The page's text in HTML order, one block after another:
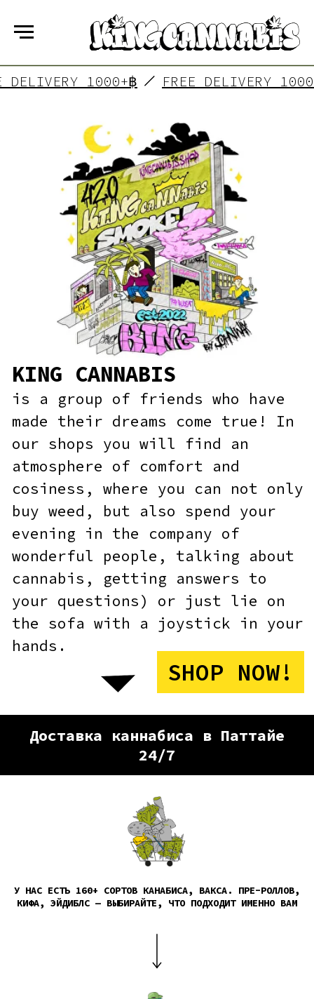
FREE DELIVERY 1000+฿ FREE
KING CANNABIS
is a group of friends who have
made their dreams come true! In
our shops you will find an
atmosphere of comfort and
cosiness, where you can not only
buy weed, but also spend your
evening in the company of
wonderful people, talking about
cannabis, getting answers to
your questions) or just lie on
the sofa with a joystick in your
hands.
Доставка каннабиса в Паттайе
24/7
У НАС ЕСТЬ 160+ СОРТОВ КАНАБИСА, ВАКСА. ПРЕ-РОЛЛОВ,
КИФА, ЭЙДИБЛС — ВЫБИРАЙТЕ, ЧТО ПОДХОДИТ ИМЕННО ВАМ